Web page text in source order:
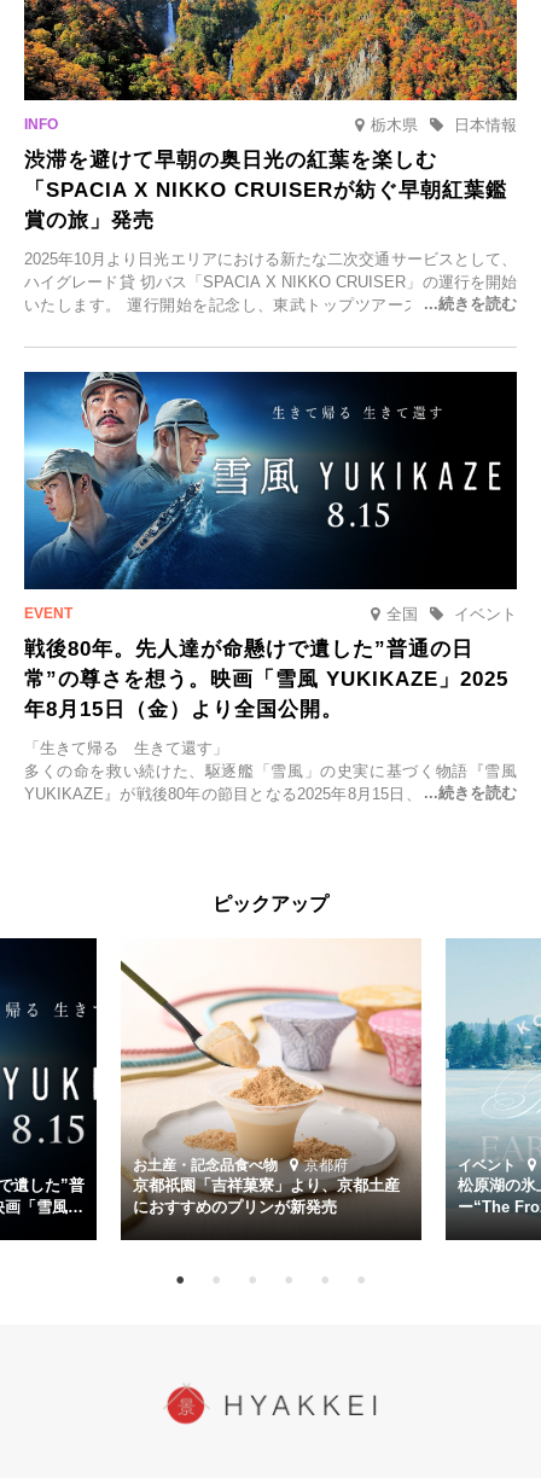
栃木県 日本情報
渋滞を避けて早朝の奥日光の紅葉を楽しむ
「SPACIA X NIKKO CRUISERが紡ぐ早朝紅葉鑑
賞の旅」発売
2025年10月より日光エリアにおける新たな二次交通サービスとして、
ハイグレード貸 切バス「SPACIA X NIKKO CRUISER」の運行を開始
いたします。 運行開始を記念し、東武トップツアーズ株式会社では
2025年9月12日(金)より発売いたします。
全国 イベント
戦後80年。先人達が命懸けで遺した”普通の日
常”の尊さを想う。映画「雪風 YUKIKAZE」2025
年8月15日（金）より全国公開。
「生きて帰る 生きて還す」
多くの命を救い続けた、駆逐艦「雪風」の史実に基づく物語『雪風
YUKIKAZE』が戦後80年の節目となる2025年8月15日、全国公開され
くの仲間の命を救い帰還させ、戦後まで生き抜き「幸運艦」と呼ばれ
主演は「雪風」の艦長・寺澤一利を演じる竹野内豊。先任伍長・早瀬
幸平を玉木宏が演じるほか、奥平大兼、田中麗奈、石丸幹二、益岡徹
など実力派俳優が共演。そして戦艦大和と運命を共にした帝国海軍・
第二艦隊司令長官、伊藤整一を中井貴一が圧倒的な存在感で演じ切
る。
時代が再び、分断と暴力に揺れる現代。本作は「同じ過ちを繰り返す
道を歩んではいないか」と、彼らが命をかけて守りたいと願っ
た”今”を生きる私達に問いかける。戦後80年、戦争の記憶が薄れゆく
今だからこそ、尊い平和の価値を未来に繋ぐ作品『雪風 YUKIKAZE』
を多くの方にご覧いただきたい。
ピックアップ
遺した”普
画「雪風
お土産・記念品食べ物 京都府
京都祇園「吉祥菓寮」より、京都土産
におすすめのプリンが新発売
イベント
松原湖の氷
ー“The